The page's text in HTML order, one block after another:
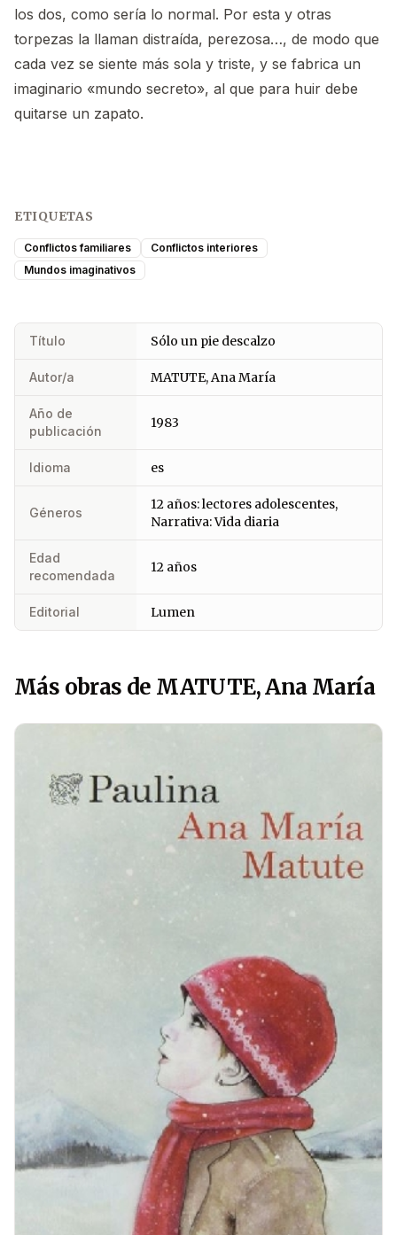
los dos, como sería lo normal. Por esta y otras
torpezas la llaman distraída, perezosa…, de modo que
cada vez se siente más sola y triste, y se fabrica un
imaginario «mundo secreto», al que para huir debe
quitarse un zapato.
ETIQUETAS
Conflictos familiares
Conflictos interiores
Mundos imaginativos
Título Sólo un pie descalzo
Autor/a MATUTE, Ana María
Año de
publicación
1983
Idioma es
Géneros
12 años: lectores adolescentes,
Narrativa: Vida diaria
Edad
recomendada
12 años
Editorial Lumen
Más obras de MATUTE, Ana María